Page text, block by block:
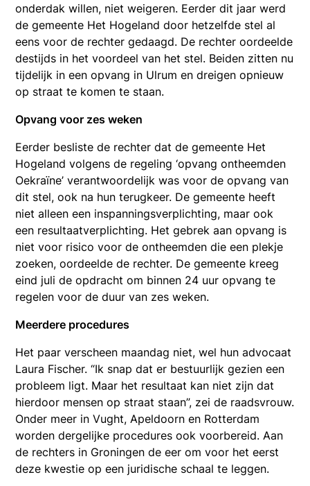
onderdak willen, niet weigeren. Eerder dit jaar werd
de gemeente Het Hogeland door hetzelfde stel al
eens voor de rechter gedaagd. De rechter oordeelde
destijds in het voordeel van het stel. Beiden zitten nu
tijdelijk in een opvang in Ulrum en dreigen opnieuw
op straat te komen te staan.
Opvang voor zes weken
Eerder besliste de rechter dat de gemeente Het
Hogeland volgens de regeling ‘opvang ontheemden
Oekraïne’ verantwoordelijk was voor de opvang van
dit stel, ook na hun terugkeer. De gemeente heeft
niet alleen een inspanningsverplichting, maar ook
een resultaatverplichting. Het gebrek aan opvang is
niet voor risico voor de ontheemden die een plekje
zoeken, oordeelde de rechter. De gemeente kreeg
eind juli de opdracht om binnen 24 uur opvang te
regelen voor de duur van zes weken.
Meerdere procedures
Het paar verscheen maandag niet, wel hun advocaat
Laura Fischer. “Ik snap dat er bestuurlijk gezien een
probleem ligt. Maar het resultaat kan niet zijn dat
hierdoor mensen op straat staan”, zei de raadsvrouw.
Onder meer in Vught, Apeldoorn en Rotterdam
worden dergelijke procedures ook voorbereid. Aan
de rechters in Groningen de eer om voor het eerst
deze kwestie op een juridische schaal te leggen.